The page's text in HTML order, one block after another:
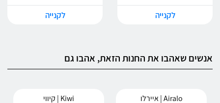
לקנייה לקנייה
אנשים שאהבו את החנות הזאת, אהבו גם
Airalo | איירלו Kiwi | קיווי